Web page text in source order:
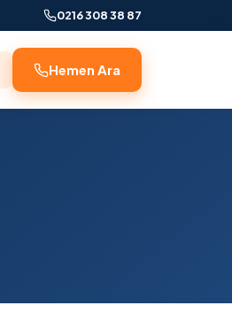
0216 308 38 87
Hemen Ara